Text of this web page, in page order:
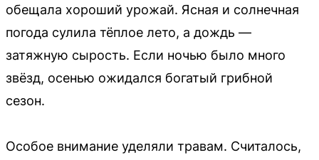
обещала хороший урожай. Ясная и солнечная
погода сулила тёплое лето, а дождь —
затяжную сырость. Если ночью было много
звёзд, осенью ожидался богатый грибной
сезон.
Особое внимание уделяли травам. Считалось,